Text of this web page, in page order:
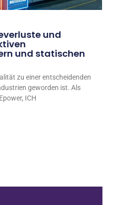
und
und statischen
zu einer entscheidenden
geworden ist. Als
ICH